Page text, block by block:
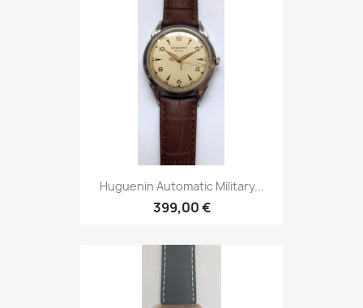
Huguenin Automatic Military...
399,00 €